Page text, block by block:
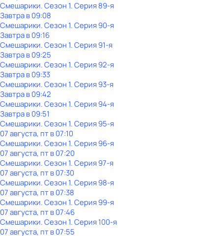
Смешарики. Сезон 1. Серия 89-я
Завтра в 09:08
Смешарики. Сезон 1. Серия 90-я
Завтра в 09:16
Смешарики. Сезон 1. Серия 91-я
Завтра в 09:25
Смешарики. Сезон 1. Серия 92-я
Завтра в 09:33
Смешарики. Сезон 1. Серия 93-я
Завтра в 09:42
Смешарики. Сезон 1. Серия 94-я
Завтра в 09:51
Смешарики. Сезон 1. Серия 95-я
07 августа, пт в 07:10
Смешарики. Сезон 1. Серия 96-я
07 августа, пт в 07:20
Смешарики. Сезон 1. Серия 97-я
07 августа, пт в 07:30
Смешарики. Сезон 1. Серия 98-я
07 августа, пт в 07:38
Смешарики. Сезон 1. Серия 99-я
07 августа, пт в 07:46
Смешарики. Сезон 1. Серия 100-я
07 августа, пт в 07:55